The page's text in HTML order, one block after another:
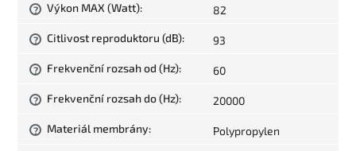
? Výkon MAX (Watt): 82
? Citlivost reproduktoru (dB): 93
? Frekvenční rozsah od (Hz): 60
? Frekvenční rozsah do (Hz): 20000
? Materiál membrány: Polypropylen